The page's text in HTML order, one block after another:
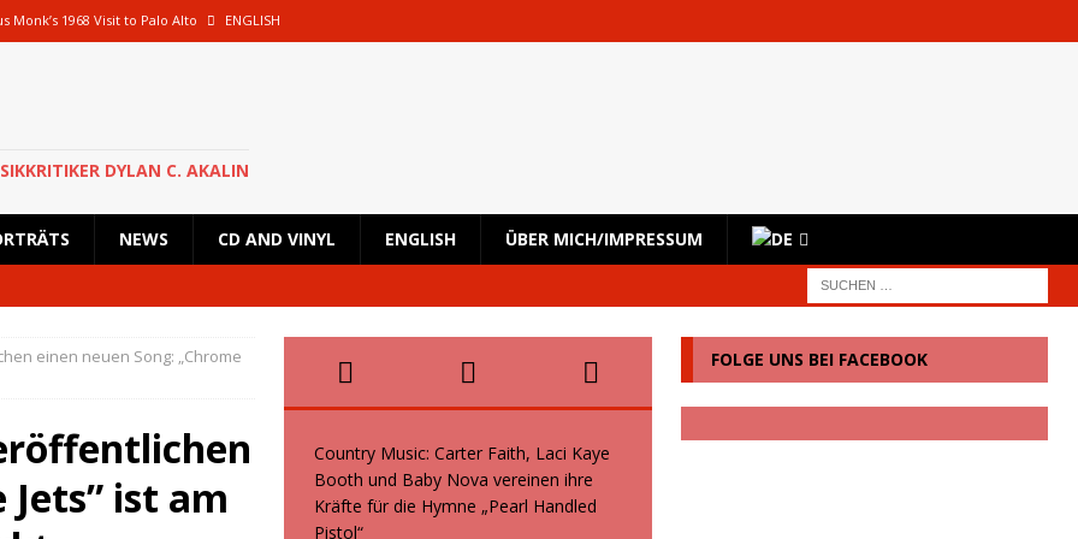
Monk’s 1968 Visit to Palo Alto ENGLISH
Creole and the Coconuts und Boogie Wonderstars machen den
italienische Fans machen den KunstRasen Bonn zu einem Platz der
DYLAN C. AKALIN
NEWS CD AND VINYL ENGLISH ÜBER MICH/IMPRESSUM
einen neuen Song: „Chrome
ist am
Country Music: Carter Faith, Laci Kaye
Booth und Baby Nova vereinen ihre
Kräfte für die Hymne „Pearl Handled
Pistol“
FOLGE UNS BEI FACEBOOK